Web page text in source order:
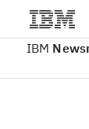
IBM